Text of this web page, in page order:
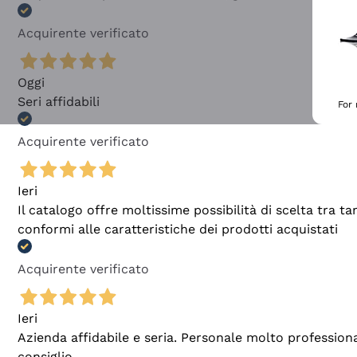
Acquirente verificato
Oggi
Seri affidabili
Acquirente verificato
Ieri
Il catalogo offre moltissime possibilità di scelta tra
conformi alle caratteristiche dei prodotti acquistati
Acquirente verificato
Ieri
Azienda affidabile e seria. Personale molto
For